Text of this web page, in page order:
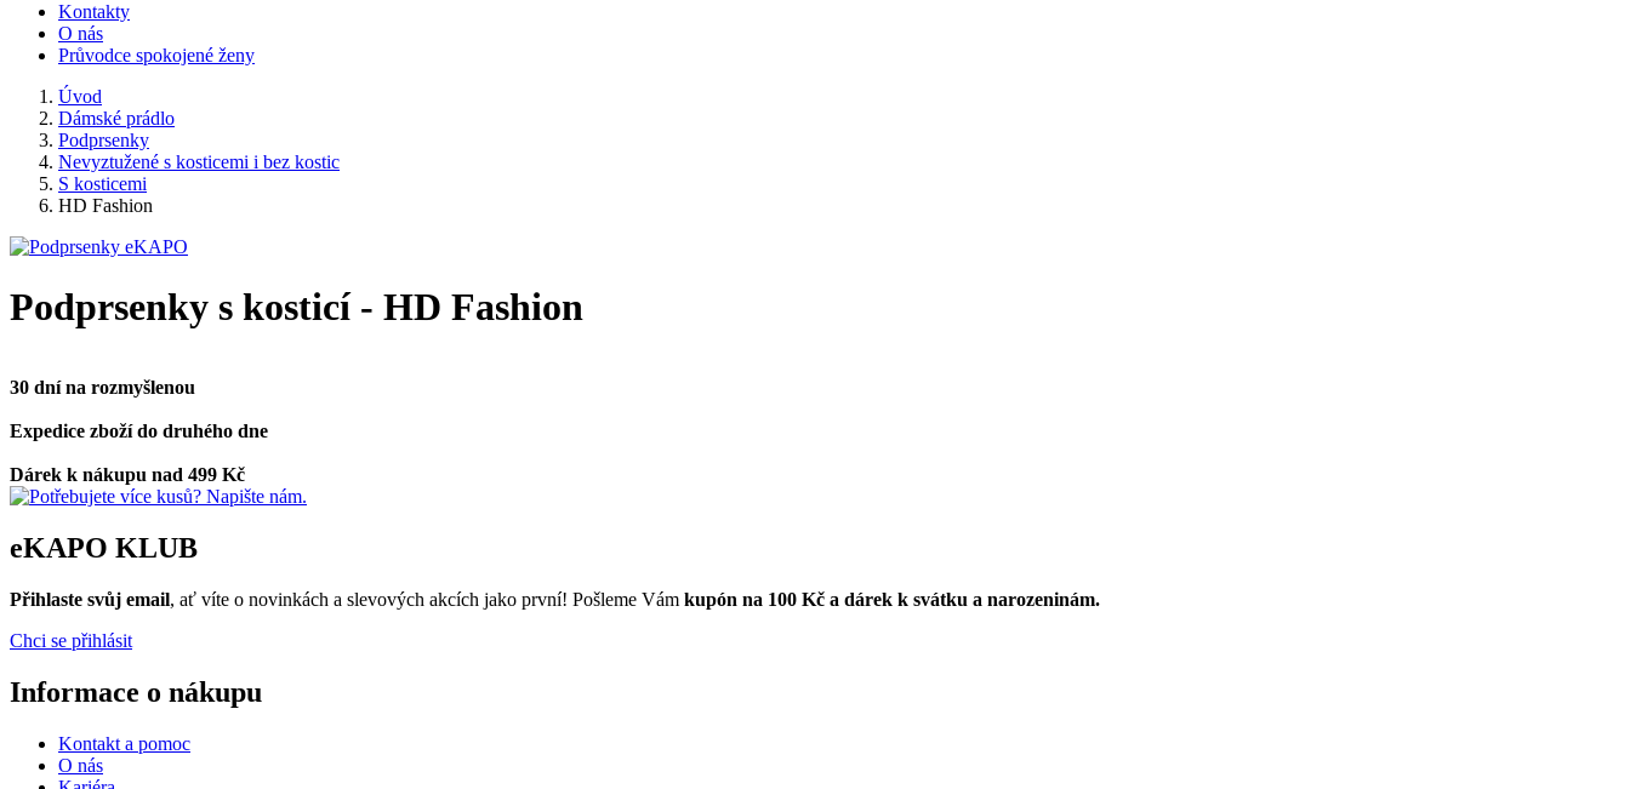
Kontakty
O nás
Průvodce spokojené ženy
Úvod
Dámské prádlo
Podprsenky
Nevyztužené s kosticemi i bez kostic
S kosticemi
HD Fashion
Podprsenky s kosticí - HD Fashion
30 dní na rozmyšlenou
Expedice zboží do druhého dne
Dárek k nákupu nad 499 Kč
eKAPO KLUB
Přihlaste svůj email, ať víte o novinkách a slevových akcích jako první! Pošleme Vám kupón na 100 Kč a dárek k svátku a narozeninám.
Chci se přihlásit
Informace o nákupu
Kontakt a pomoc
O nás